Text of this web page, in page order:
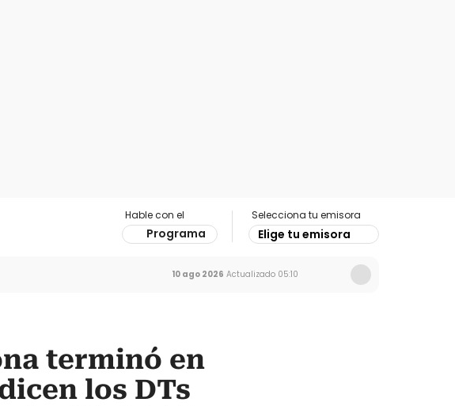
Hable con el
Programa
Selecciona tu emisora
Elige tu emisora
10 ago 2026 Actualizado 05:10
terminó en
los DTs